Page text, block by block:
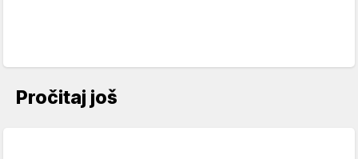
Pročitaj još